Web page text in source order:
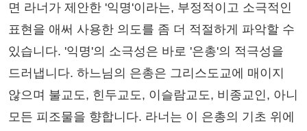
면 라너가 제안한 '익명'이라는, 부정적이고 소극적인
표현을 애써 사용한 의도를 좀 더 적절하게 파악할 수
있습니다. '익명'의 소극성은 바로 '은총'의 적극성을
드러냅니다. 하느님의 은총은 그리스도교에 매이지
않으며 불교도, 힌두교도, 이슬람교도, 비종교인, 아니
모든 피조물을 향합니다. 라너는 이 은총의 기초 위에